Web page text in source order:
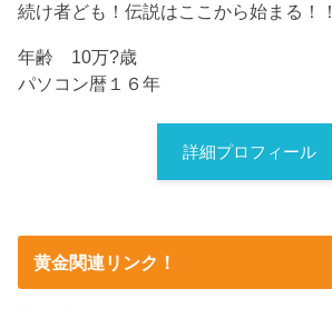
続け者ども！伝説はここから始まる！！
年齢 10万?歳
パソコン暦１６年
詳細プロフィール
黄金関連リンク！